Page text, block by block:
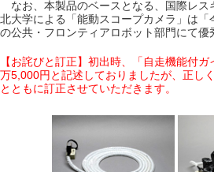
なお、本製品のベースとなる、国際レス
北大学による「能動スコープカメラ」は
の公共・フロンティアロボット部門にて優
【お詫びと訂正】初出時、「自走機能付
万5,000円と記述しておりましたが、正し
とともに訂正させていただきます。